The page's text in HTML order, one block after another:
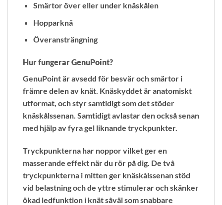
Smärtor över eller under knäskålen
Hopparknä
Överansträngning
Hur fungerar GenuPoint?
GenuPoint är avsedd för besvär och smärtor i
främre delen av knät. Knäskyddet är anatomiskt
utformat, och styr samtidigt som det stöder
knäskålssenan. Samtidigt avlastar den också senan
med hjälp av fyra gel liknande tryckpunkter.
Tryckpunkterna har noppor vilket ger en
masserande effekt när du rör på dig. De två
tryckpunkterna i mitten ger knäskålssenan stöd
vid belastning och de yttre stimulerar och skänker
ökad ledfunktion i knät såväl som snabbare